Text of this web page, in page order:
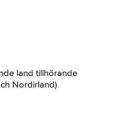
land tillhörande
Nordirland)